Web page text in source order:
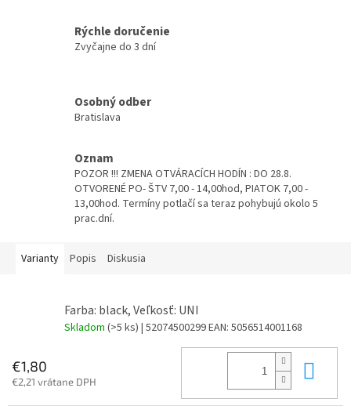
Rýchle doručenie
Zvyčajne do 3 dní
Osobný odber
Bratislava
Oznam
POZOR !!! ZMENA OTVÁRACÍCH HODÍN : DO 28.8.
OTVORENÉ PO- ŠTV 7,00 - 14,00hod, PIATOK 7,00 -
13,00hod. Termíny potlačí sa teraz pohybujú okolo 5
prac.dní.
Varianty Popis Diskusia
Farba: black, Veľkosť: UNI
Skladom (>5 ks) | 52074500299EAN: 5056514001168
€1,80
€2,21 vrátane DPH